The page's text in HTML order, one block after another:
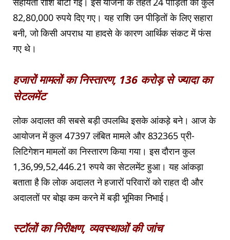
82,80,000 रुपये दिए गए। यह राशि उन पीड़ितों के लिए सहारा
बनी, जो किसी अपराध या हादसे के कारण आर्थिक संकट में फंस
गए थे।
हजारों मामलों का निस्तारण, 136 करोड़ से ज्यादा का
सेटलमेंट
लोक अदालत की सबसे बड़ी उपलब्धि इसके आंकड़े बने। आज के
आयोजन में कुल 47397 लंबित मामले और 832365 प्री-
लिटिगेशन मामलों का निस्तारण किया गया। इस दौरान कुल
1,36,99,52,446.21 रुपये का सेटलमेंट हुआ। यह आंकड़ा
बताता है कि लोक अदालत ने हजारों परिवारों को राहत दी और
अदालतों पर बोझ कम करने में बड़ी भूमिका निभाई।
स्टॉलों का निरीक्षण, व्यवस्थाओं की जांच